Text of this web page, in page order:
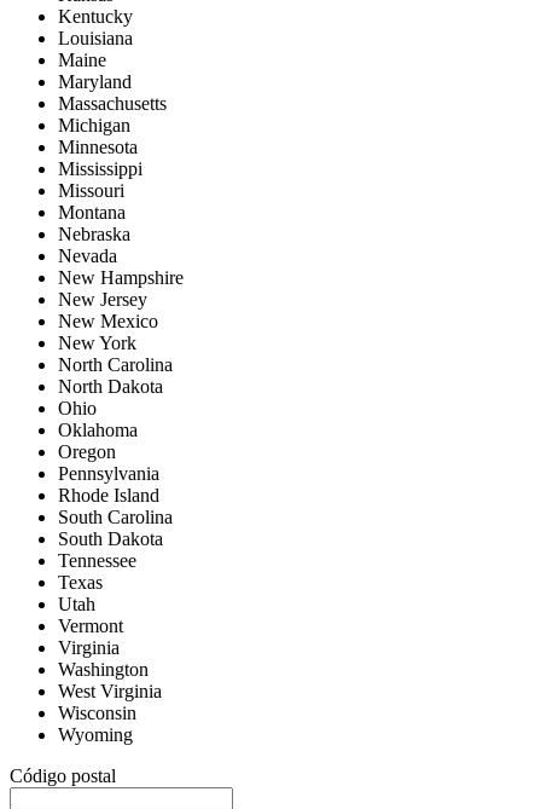
Kentucky
Louisiana
Maine
Maryland
Massachusetts
Michigan
Minnesota
Mississippi
Missouri
Montana
Nebraska
Nevada
New Hampshire
New Jersey
New Mexico
New York
North Carolina
North Dakota
Ohio
Oklahoma
Oregon
Pennsylvania
Rhode Island
South Carolina
South Dakota
Tennessee
Texas
Utah
Vermont
Virginia
Washington
West Virginia
Wisconsin
Wyoming
Código postal